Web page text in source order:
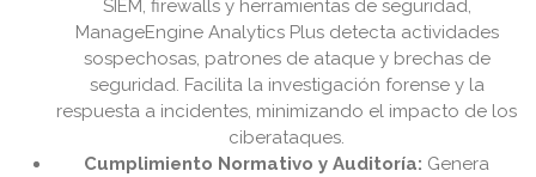
SIEM, firewalls y herramientas de seguridad,
ManageEngine Analytics Plus detecta actividades
sospechosas, patrones de ataque y brechas de
seguridad. Facilita la investigación forense y la
respuesta a incidentes, minimizando el impacto de los
ciberataques.
Cumplimiento Normativo y Auditoría: Genera